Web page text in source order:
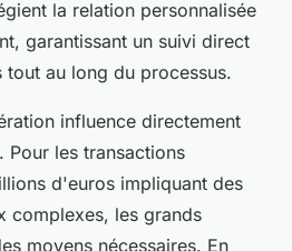
la relation personnalisée
garantissant un suivi direct
tout au long du processus.
influence directement
les transactions
d'euros impliquant des
complexes, les grands
moyens nécessaires. En